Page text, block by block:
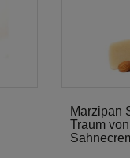
Marzipan
Traum